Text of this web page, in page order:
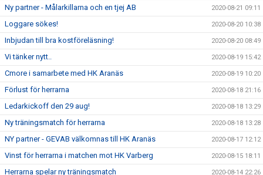
Ny partner - Målarkillarna och en tjej AB 2020-08-21 09:11
Loggare sökes! 2020-08-20 10:38
Inbjudan till bra kostföreläsning! 2020-08-20 08:49
Vi tänker nytt.. 2020-08-19 15:42
Cmore i samarbete med HK Aranäs 2020-08-19 10:20
Förlust för herrarna 2020-08-18 21:16
Ledarkickoff den 29 aug! 2020-08-18 13:29
Ny träningsmatch för herrarna 2020-08-18 13:28
NY partner - GEVAB välkomnas till HK Aranäs 2020-08-17 12:12
Vinst för herrarna i matchen mot HK Varberg 2020-08-15 18:11
Herrarna spelar ny träningsmatch 2020-08-14 22:26